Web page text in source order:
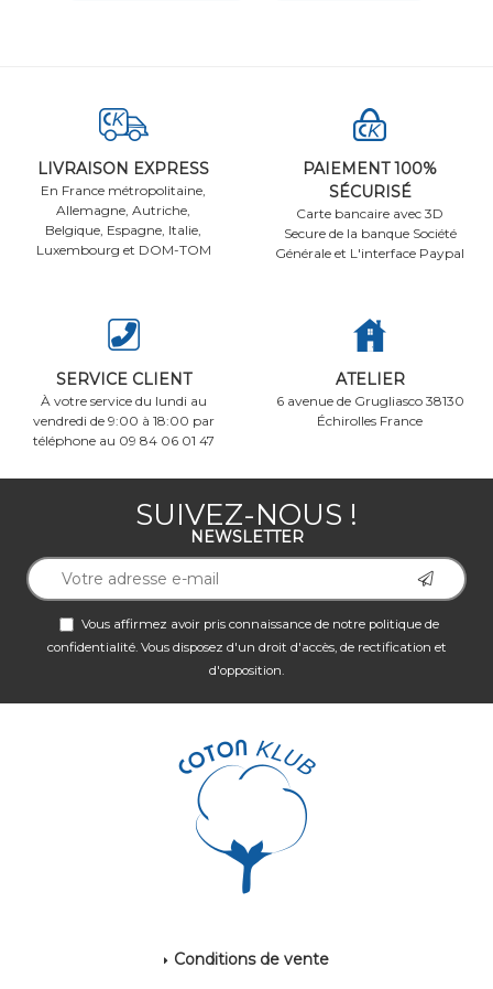
LIVRAISON EXPRESS
En France métropolitaine,
Allemagne, Autriche,
Belgique, Espagne, Italie,
Luxembourg et DOM-TOM
PAIEMENT 100%
SÉCURISÉ
Carte bancaire avec 3D
Secure de la banque Société
Générale et L'interface Paypal
SERVICE CLIENT
À votre service du lundi au
vendredi de 9:00 à 18:00 par
téléphone au 09 84 06 01 47
ATELIER
6 avenue de Grugliasco 38130
Échirolles France
SUIVEZ-NOUS !
NEWSLETTER
Vous affirmez avoir pris connaissance de notre politique de
confidentialité. Vous disposez d'un droit d'accès, de rectification et
d'opposition.
Conditions de vente